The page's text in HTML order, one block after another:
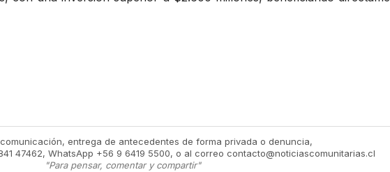
entrega de antecedentes de forma privada o denuncia,
47462, WhatsApp +56 9 6419 5500, o al correo contacto@noticiascomunitarias.cl
"Para pensar, comentar y compartir"